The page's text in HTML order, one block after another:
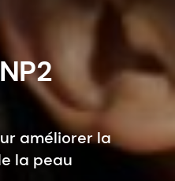
améliorer la
la peau